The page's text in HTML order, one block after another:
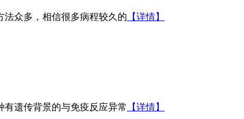
法众多，相信很多病程较久的 【详情】
有遗传背景的与免疫反应异常 【详情】